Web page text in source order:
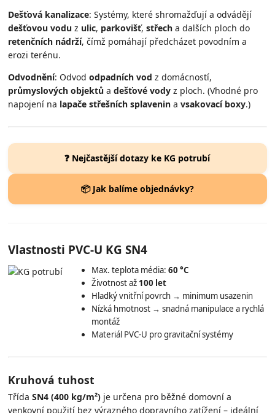
Dešťová kanalizace: Systémy, které shromažďují a odvádějí
dešťovou vodu z ulic, parkovišť,střech a dalších ploch do
retenčních nádrží, čímž pomáhají předcházet povodním a
erozi terénu.
Odvodnění: Odvododpadních vod z domácností,
průmyslových objektů adešťové vody z ploch. (Vhodné pro
napojení na lapače střešních splavenin avsakovací boxy.)
❓ Nejčastější dotazy ke KG potrubí
📦 Jak balíme objednávky?
Vlastnosti PVC-U KG SN4
Max. teplota média:60 °C
Životnost až 100 let
Hladký vnitřní povrch → minimum usazenin
Nízká hmotnost → snadná manipulace a rychlá
montáž
Materiál PVC-U pro gravitační systémy
Kruhová tuhost
TřídaSN4 (400 kg/m²) je určena pro běžné domovní a
venkovní použití bez výrazného dopravního zatížení – ideální